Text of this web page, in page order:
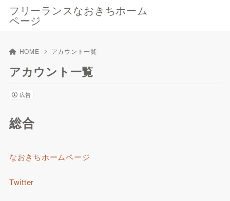
フリーランスなおきちホーム
ページ
HOME アカウント一覧
アカウント一覧
広告
総合
なおきちホームページ
Twitter